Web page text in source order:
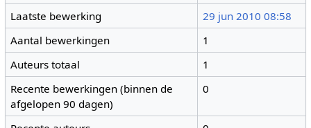
Laatste bewerking
29 jun 2010 08:58
Aantal bewerkingen
1
Auteurs totaal
1
Recente bewerkingen (binnen de
afgelopen 90 dagen)
0